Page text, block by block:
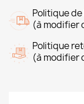
Politique
(à modifier
Politique
(à modifier